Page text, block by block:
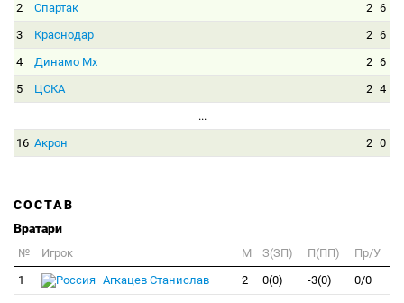
2
Спартак 2 6
3
Краснодар 2 6
4
Динамо Мх 2 6
5
ЦСКА 2 4
...
16 Акрон 2 0
СОСТАВ
Вратари
№ Игрок M З(ЗП) П(ПП)
Пр/У
1
Агкацев Станислав 2 0(0) -3(0) 0/0